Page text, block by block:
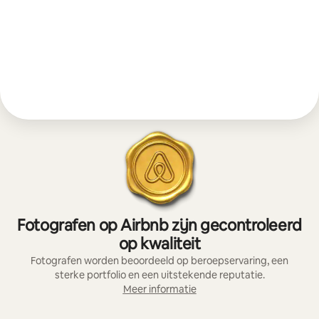
Fotografen op Airbnb zijn gecontroleerd
op kwaliteit
Fotografen worden beoordeeld op beroepservaring, een
sterke portfolio en een uitstekende reputatie.
Meer informatie